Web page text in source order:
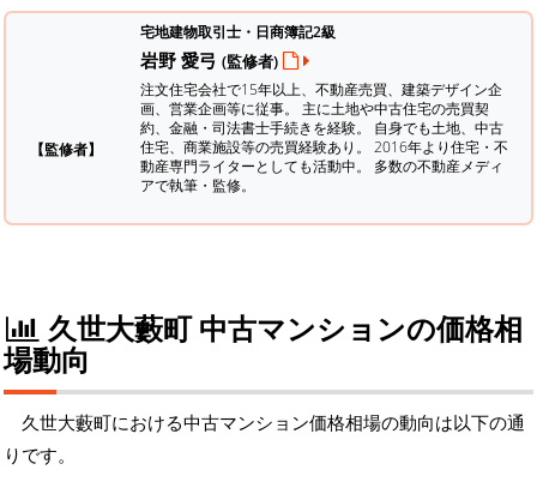
【監修者】
宅地建物取引士・日商簿記2級
岩野 愛弓 (監修者)
注文住宅会社で15年以上、不動産売買、建築デザイン企
画、営業企画等に従事。 主に土地や中古住宅の売買契
約、金融・司法書士手続きを経験。 自身でも土地、中古
住宅、商業施設等の売買経験あり。 2016年より住宅・不
動産専門ライターとしても活動中。 多数の不動産メディ
アで執筆・監修。
久世大藪町 中古マンションの価格相
場動向
久世大藪町における中古マンション価格相場の動向は以下の通
りです。